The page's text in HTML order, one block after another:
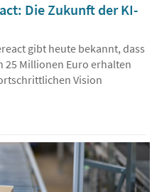
gibt heute bekannt, dass
25 Millionen Euro erhalten
Vision